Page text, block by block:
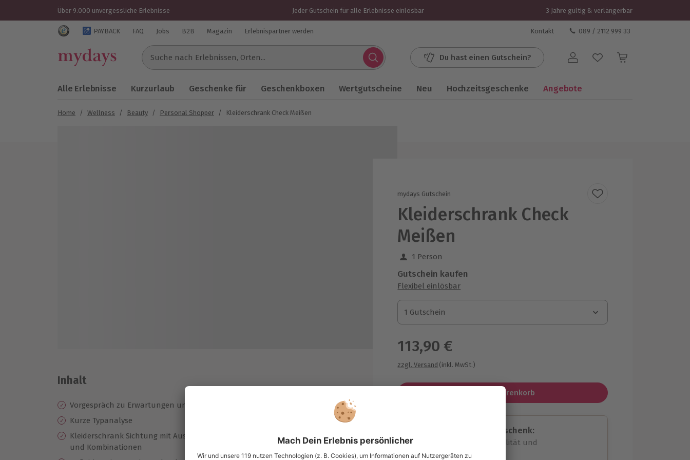
Über 9.000 unvergessliche Erlebnisse Jeder Gutschein für alle Erlebnisse einlösbar 3 Jahre gültig & verlängerbar
Trustedshops Bewertungen für mydays.de
PAYBACK FAQ Jobs B2B Magazin Erlebnispartner werden Kontakt 089 / 2112 999 33
Suche nach Erlebnissen...
Du hast einen Gutschein? Benutzerkonto
Alle Erlebnisse Kurzurlaub Geschenke für Geschenkboxen Wertgutscheine Neu Hochzeitsgeschenke Angebote
Home / Wellness / Beauty / Personal Shopper / Kleiderschrank Check Meißen
mydays Gutschein
Kleiderschrank Check
Meißen
1 Person
Gutschein kaufen
Flexibel einlösbar
1 Gutschein
1 Gutschein
1 Gutschein
113,90 €
zzgl. Versand (inkl. MwSt.)
In den Warenkorb
Immer das passende Geschenk:
Große Auswahl, volle Flexibilität und
maximale Sicherheit
Inhalt
Vorgespräch zu Erwartungen und Schwerpunkten
Kurze Typanalyse
Kleiderschrank Sichtung mit Aussortieren und Empfehlungen für Sortierung
und Kombinationen